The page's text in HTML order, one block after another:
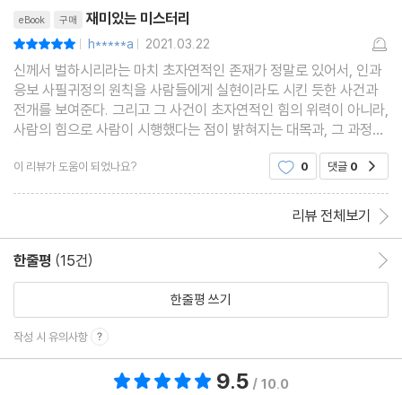
eBook 구매 재미있는 미스터리
| h*****a | 2021.03.22
신께서 벌하시리라는 마치 초자연적인 존재가 정말로 있어서, 인과
응보 사필귀정의 원칙을 사람들에게 실현이라도 시킨 듯한 사건과
전개를 보여준다. 그리고 그 사건이 초자연적인 힘의 위력이 아니라,
사람의 힘으로 사람이 시행했다는 점이 밝혀지는 대목과, 그 과정이
흥미진진한 미스터리 소설이다. 재미를 고르게 쭉 유지하고 있어서,
무난하게읽힌 작품이다
이 리뷰가 도움이 되었나요? 0 댓글 0
리뷰 전체보기
한줄평 (15건)
한줄평 쓰기
작성 시 유의사항
9.5 / 10.0